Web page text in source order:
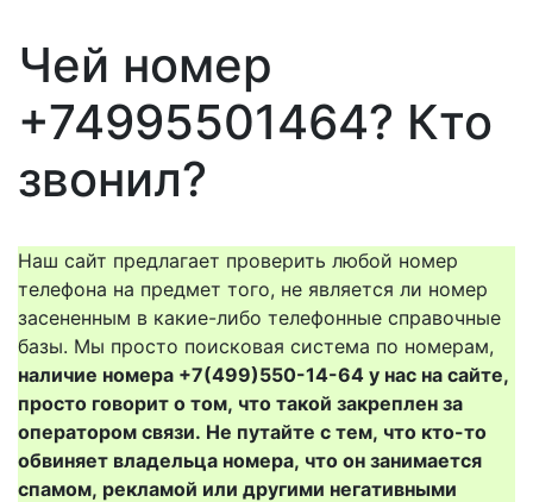
Чей номер
+74995501464? Кто
звонил?
Наш сайт предлагает проверить любой номер
телефона на предмет того, не является ли номер
засененным в какие-либо телефонные справочные
базы. Мы просто поисковая система по номерам,
наличие номера +7(499)550-14-64 у нас на сайте,
просто говорит о том, что такой закреплен за
оператором связи. Не путайте с тем, что кто-то
обвиняет владельца номера, что он занимается
спамом, рекламой или другими негативными